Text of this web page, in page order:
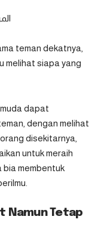
teman dekatnya,
melihat siapa yang
dapat
dengan melihat
disekitarnya,
untuk meraih
bia membentuk
Namun Tetap